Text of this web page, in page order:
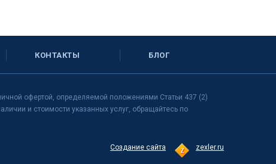
КОНТАКТЫ БЛОГ
офертой, определяемой положениями Статьи 437 (2)
и стоимости указанных услуг, обращайтесь по
Создание сайта zexler.ru